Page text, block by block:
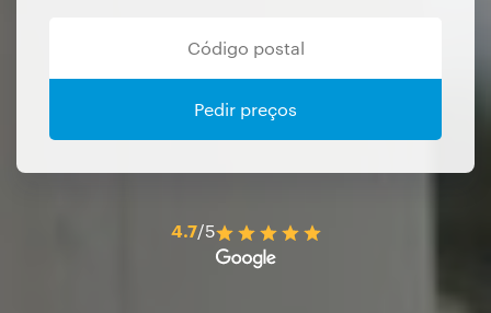
Pedir preços
4.7/5